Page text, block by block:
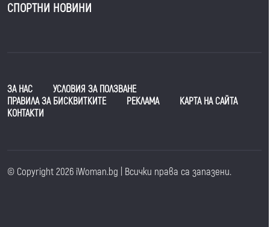
СПОРТНИ НОВИНИ
ЗА НАС
УСЛОВИЯ ЗА ПОЛЗВАНЕ
ПРАВИЛА ЗА БИСКВИТКИТЕ
РЕКЛАМА
КАРТА НА САЙТА
КОНТАКТИ
© Copyright 2026 iWoman.bg | Всички права са запазени.